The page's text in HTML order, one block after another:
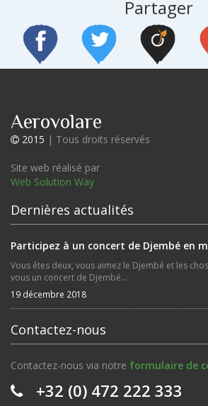
Partager
Aerovolare
2015 | Tous droits réservés
Site web réalisé par
Web Solution Way
Dernières actualités
Participez à un concert de Djembé en
Vous êtes deux, vous aimez le Djembé et les
vous un concert de Djembé...
19 décembre 2018
Contactez-nous
Contactez-nous via notre formulaire de
+32 (0) 472 222 333